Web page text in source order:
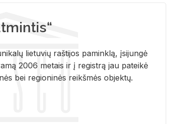
lietuvių raštijos paminklą, įsijungė
2006 metais ir į registrą jau pateikė
bei regioninės reikšmės objektų.